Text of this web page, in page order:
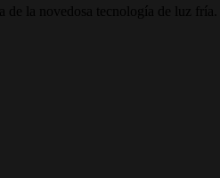
de la novedosa tecnología de luz fría.